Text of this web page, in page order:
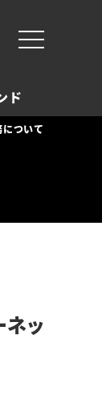
ド
ついて
ネッ